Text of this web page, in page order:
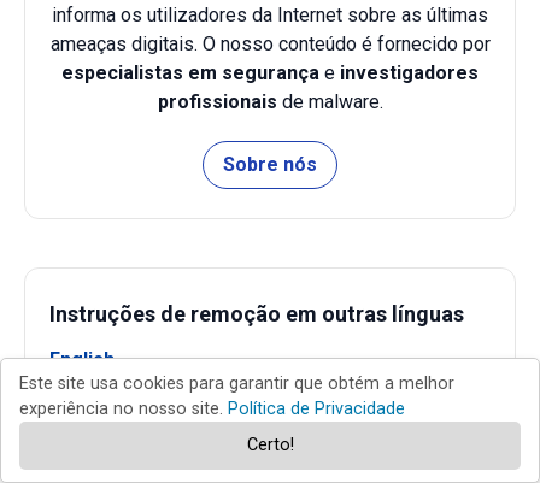
informa os utilizadores da Internet sobre as últimas
ameaças digitais. O nosso conteúdo é fornecido por
especialistas em segurança e investigadores
profissionais de malware.
Sobre nós
Instruções de remoção em outras línguas
English
Español
Français
Este site usa cookies para garantir que obtém a melhor
experiência no nosso site. Política de Privacidade
Certo!